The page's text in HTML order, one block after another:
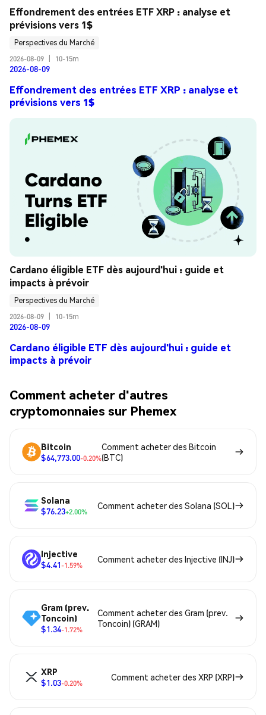
Effondrement des entrées ETF XRP : analyse et
prévisions vers 1$
Perspectives du Marché
2026-08-09
10-15m
2026-08-09
Effondrement des entrées ETF XRP : analyse et
prévisions vers 1$
Cardano éligible ETF dès aujourd'hui : guide et
impacts à prévoir
Perspectives du Marché
2026-08-09
10-15m
2026-08-09
Cardano éligible ETF dès aujourd'hui : guide et
impacts à prévoir
Comment acheter d'autres
cryptomonnaies sur Phemex
Bitcoin
$64,773.00-0.20%
Comment acheter des Bitcoin
(BTC)
Solana
$76.23+2.00%
Comment acheter des Solana (SOL)
Injective
$4.41-1.59%
Comment acheter des Injective (INJ)
Gram (prev.
Toncoin)
$1.34-1.72%
Comment acheter des Gram (prev.
Toncoin) (GRAM)
XRP
$1.03-0.20%
Comment acheter des XRP (XRP)